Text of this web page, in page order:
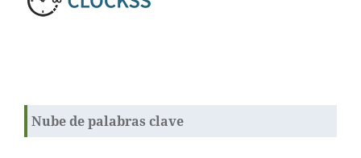
Nube de palabras clave